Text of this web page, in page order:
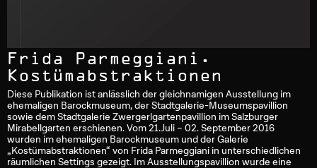
Frida Parmeggiani.
Kostümabstraktionen
Diese Publikation ist anlässlich der gleichnamigen Ausstellung im
ehemaligen Barockmuseum, der Stadtgalerie-Museumspavillion
sowie dem Stadtgalerie Zwergerlgartenpavillion im Salzburger
Mirabellgarten erschienen. Vom 21.Juli – 02. September 2016
wurden im ehemaligen Barockmuseum und der Galerie
„Kostümabstraktionen“ von Frida Parmeggiani in unterschiedlichen
räumlichen Settings gezeigt. Im Ausstellungspavillion wurde eine